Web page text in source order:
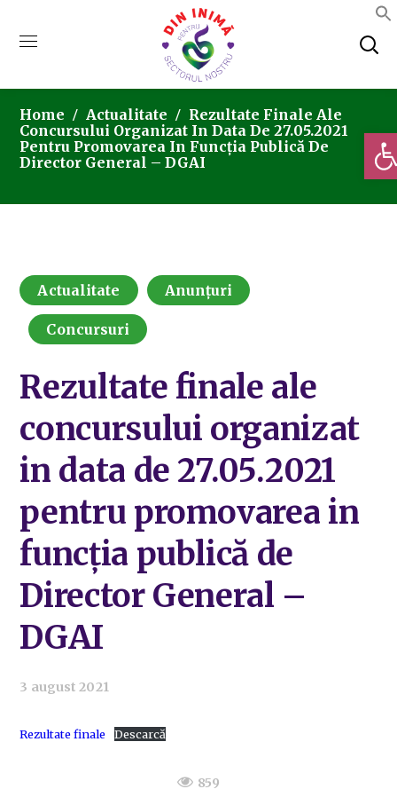
Home Actualitate
Rezultate Finale Ale
Concursului Organizat In Data De 27.05.2021
Pentru Promovarea In Funcția Publică De
Director General – DGAI
Actualitate Anunțuri
Concursuri
Rezultate finale ale
concursului organizat
in data de 27.05.2021
pentru promovarea in
funcția publică de
Director General –
DGAI
3 august 2021
Rezultate finale Descarcă
859